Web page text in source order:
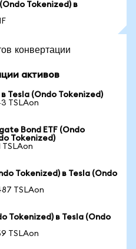
(Ondo Tokenized) в
конвертации
активов
Tesla (Ondo Tokenized)
TSLAon
Bond ETF (Ondo
Tokenized)
TSLAon
Tokenized) в Tesla (Ondo
TSLAon
Tokenized) в Tesla (Ondo
TSLAon